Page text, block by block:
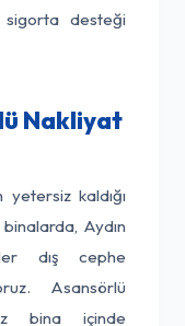
desteği
Nakliyat
kaldığı
Aydın
dış cephe
Asansörlü
bina içinde